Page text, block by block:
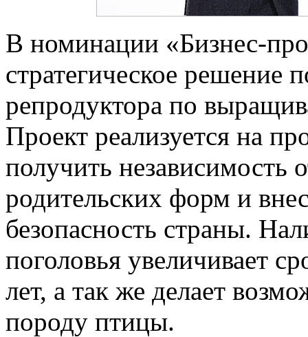
В номинации «Бизнес-
стратегическое решение
репродуктора по
Проект реализуется на
получить независимость
родительских форм и
безопасность страны.
поголовья увеличивает
лет, а так же делает
породу птицы.